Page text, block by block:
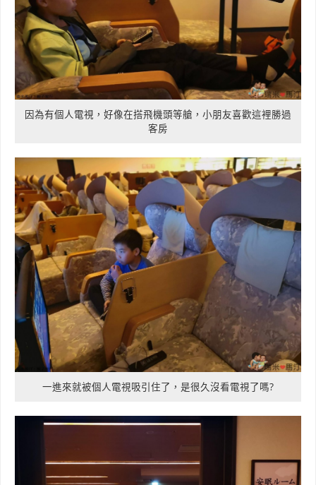
因為有個人電視，好像在搭飛機頭等艙，小朋友喜歡這裡勝過
客房
一進來就被個人電視吸引住了，是很久沒看電視了嗎?